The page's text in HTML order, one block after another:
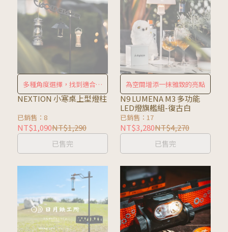
多種角度選擇，找到適合照
明角度
NEXTION 小寒桌上型燈柱
已銷售：8
NT$1,090NT$1,290
已售完
為空間增添一抹雅致的亮點
N9 LUMENA M3 多功能
LED燈旗艦組-復古白
已銷售：17
NT$3,280NT$4,270
已售完